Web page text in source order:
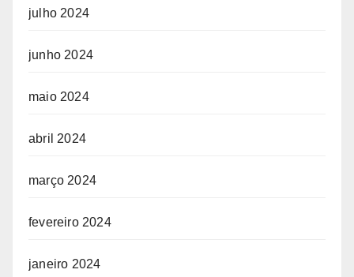
julho 2024
junho 2024
maio 2024
abril 2024
março 2024
fevereiro 2024
janeiro 2024